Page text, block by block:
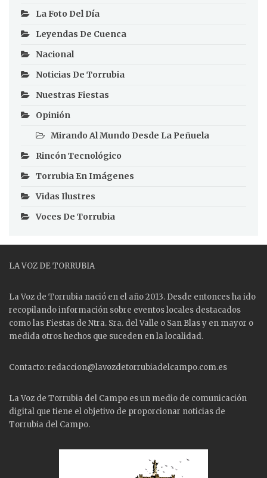
La Foto Del Día
Leyendas De Cuenca
Nacional
Noticias De Torrubia
Nuestras Fiestas
Opinión
Mirando Al Mundo Desde La Peñuela
Rincón Tecnológico
Torrubia En Imágenes
Vidas Ilustres
Voces De Torrubia
LA VOZ DE TORRUBIA
La Voz de Torrubia nació en el año 2013. Desde entonces ha ido
recopilando información sobre eventos locales destacados
como las Fiestas de Ntra. Sra. del Valle o San Blas y en mayor o
medida otros hechos que suceden en la localidad.
Contacto: redaccion@lavozdetorrubiadelcampo.com.es
La Voz de Torrubia del Campo es un medio de comunicación
digital que tiene el objetivo de proporcionar noticias de
Torrubia del Campo.